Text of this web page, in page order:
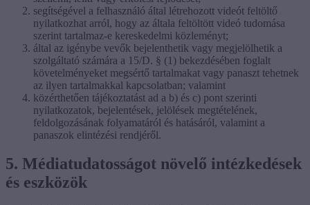
segítségével a felhasználó által létrehozott videót feltöltő
nyilatkozhat arról, hogy az általa feltöltött videó tudomása
szerint tartalmaz-e kereskedelmi közleményt;
által az igénybe vevők bejelenthetik vagy megjelölhetik a
szolgáltató számára a 15/D. § (1) bekezdésében foglalt
követelményeket megsértő tartalmakat vagy panaszt tehetnek
az ilyen tartalmakkal kapcsolatban; valamint
közérthetően tájékoztatást ad a b) és c) pont szerinti
nyilatkozatok, bejelentések, jelölések megtételének,
feldolgozásának folyamatáról és hatásáról, valamint a
panaszok elintézési rendjéről.
5. Médiatudatosságot növelő intézkedések
és eszközök